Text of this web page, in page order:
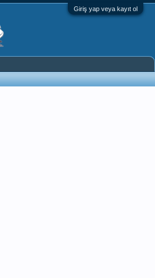
Giriş yap veya kayıt ol